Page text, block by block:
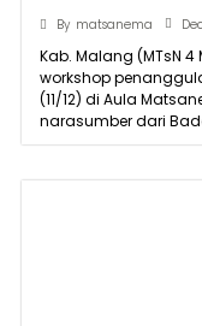
By matsanema
Kab. Malang (MTsN
workshop
(11/12) di Aula
narasumber dari